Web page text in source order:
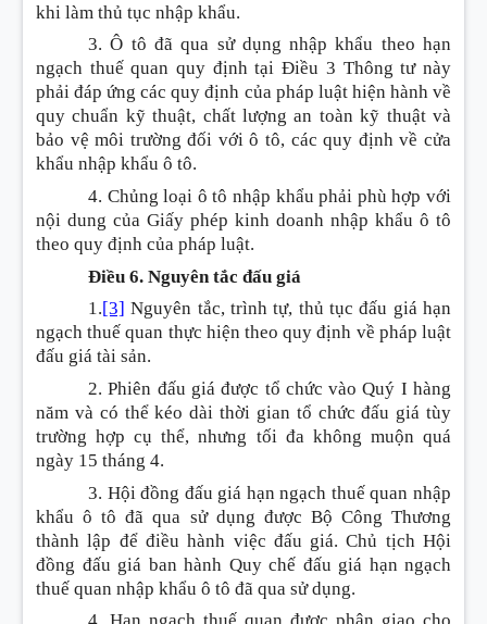
khi làm thủ tục nhập khẩu.
3. Ô tô đã qua sử dụng nhập khẩu theo hạn
ngạch thuế quan quy định tại Điều 3 Thông tư này
phải đáp ứng các quy định của pháp luật hiện hành về
quy chuẩn kỹ thuật, chất lượng an toàn kỹ thuật và
bảo vệ môi trường đối với ô tô, các quy định về cửa
khẩu nhập khẩu ô tô.
4. Chủng loại ô tô nhập khẩu phải phù hợp với
nội dung của Giấy phép kinh doanh nhập khẩu ô tô
theo quy định của pháp luật.
Điều 6. Nguyên tắc đấu giá
1.[3] Nguyên tắc, trình tự, thủ tục đấu giá hạn
ngạch thuế quan thực hiện theo quy định về pháp luật
đấu giá tài sản.
2. Phiên đấu giá được tổ chức vào Quý I hàng
năm và có thể kéo dài thời gian tổ chức đấu giá tùy
trường hợp cụ thể, nhưng tối đa không muộn quá
ngày 15 tháng 4.
3. Hội đồng đấu giá hạn ngạch thuế quan nhập
khẩu ô tô đã qua sử dụng được Bộ Công Thương
thành lập để điều hành việc đấu giá. Chủ tịch Hội
đồng đấu giá ban hành Quy chế đấu giá hạn ngạch
thuế quan nhập khẩu ô tô đã qua sử dụng.